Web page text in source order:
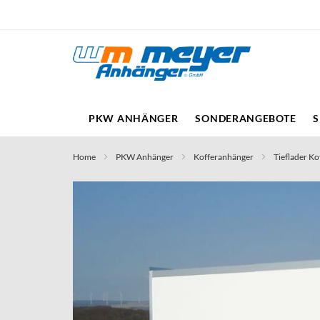
Inhalt
PKW ANHÄNGER SONDERANGEBOTE
Home PKW Anhänger Kofferanhänger Tieflader
Skip